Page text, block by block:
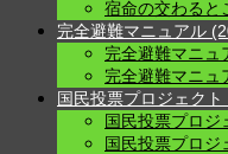
宿命の交わると
完全避難マニュアル
完全避難マニュ
完全避難マニュ
国民投票プロジェク
国民投票プロジ
国民投票プロジ